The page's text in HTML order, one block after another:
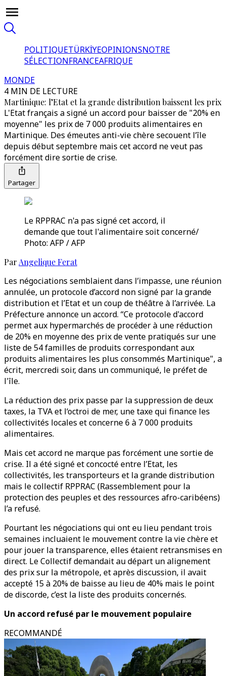
POLITIQUETÜRKİYEOPINIONSNOTRE
SÉLECTIONFRANCEAFRIQUE
MONDE
4 MIN DE LECTURE
Martinique: l’Etat et la grande distribution baissent les prix
L'Etat français a signé un accord pour baisser de "20% en
moyenne" les prix de 7 000 produits alimentaires en
Martinique. Des émeutes anti-vie chère secouent l’île
depuis début septembre mais cet accord ne veut pas
forcément dire sortie de crise.
Partager
Le RPPRAC n'a pas signé cet accord, il
demande que tout l'alimentaire soit concerné/
Photo: AFP / AFP
Par Angelique Ferat
Les négociations semblaient dans l’impasse, une réunion
annulée, un protocole d’accord non signé par la grande
distribution et l’Etat et un coup de théâtre à l’arrivée. La
Préfecture annonce un accord. “Ce protocole d'accord
permet aux hypermarchés de procéder à une réduction
de 20% en moyenne des prix de vente pratiqués sur une
liste de 54 familles de produits correspondant aux
produits alimentaires les plus consommés Martinique", a
écrit, mercredi soir, dans un communiqué, le préfet de
l'île.
La réduction des prix passe par la suppression de deux
taxes, la TVA et l‘octroi de mer, une taxe qui finance les
collectivités locales et concerne 6 à 7 000 produits
alimentaires.
Mais cet accord ne marque pas forcément une sortie de
crise. Il a été signé et concocté entre l’Etat, les
collectivités, les transporteurs et la grande distribution
mais le collectif RPPRAC (Rassemblement pour la
protection des peuples et des ressources afro-caribéens)
l’a refusé.
Pourtant les négociations qui ont eu lieu pendant trois
semaines incluaient le mouvement contre la vie chère et
pour jouer la transparence, elles étaient retransmises en
direct. Le Collectif demandait au départ un alignement
des prix sur la métropole, et après discussion, il avait
accepté 15 à 20% de baisse au lieu de 40% mais le point
de discorde, c’est la liste des produits concernés.
Un accord refusé par le mouvement populaire
RECOMMANDÉ